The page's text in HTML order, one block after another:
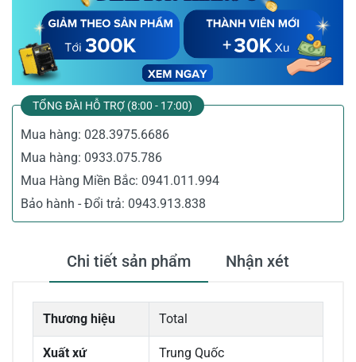
TỔNG ĐÀI HỖ TRỢ (8:00 - 17:00)
Mua hàng: 028.3975.6686
Mua hàng: 0933.075.786
Mua Hàng Miền Bắc: 0941.011.994
Bảo hành - Đổi trả: 0943.913.838
Chi tiết sản phẩm Nhận xét
Thương hiệu Total
Xuất xứ Trung Quốc